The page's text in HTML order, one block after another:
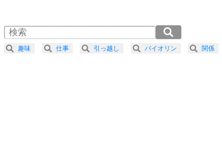
4 器の大きい人は、怒りを優しさで表現する。
プラス思考
2.0倍速 （442KB 1分52秒）
2.5倍速 （354KB 1分30秒）
3.0倍速 （295KB 1分15秒）
趣味 仕事 引っ越し バイオリン 関係